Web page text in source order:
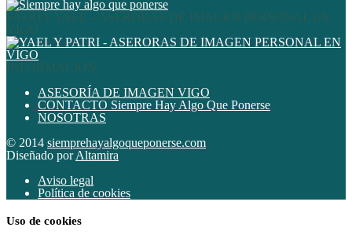
PATRI Y YAEL – ASERORAS DE IMAGEN PERSONAL EN
VIGO
INFORMACIÓN
ASESORÍA DE IMAGEN VIGO
CONTACTO Siempre Hay Algo Que Ponerse
NOSOTRAS
© 2014 siemprehayalgoqueponerse.com
Diseñado porAltamira
Aviso legal
Política de cookies
Uso de cookies